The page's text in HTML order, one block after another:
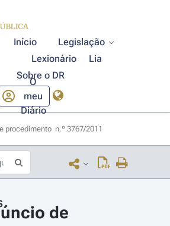
Início
Legislação
Lexionário
Lia
Sobre o DR
O
meu
Diário
procedimento  n.º 3767/2011
de